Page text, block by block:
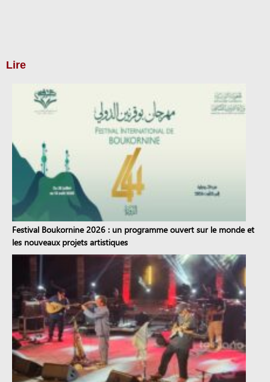
Lire
Festival Boukornine 2026 : un programme ouvert sur le monde et
les nouveaux projets artistiques